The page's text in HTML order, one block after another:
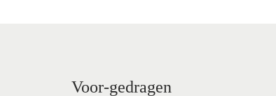
Voor-gedragen